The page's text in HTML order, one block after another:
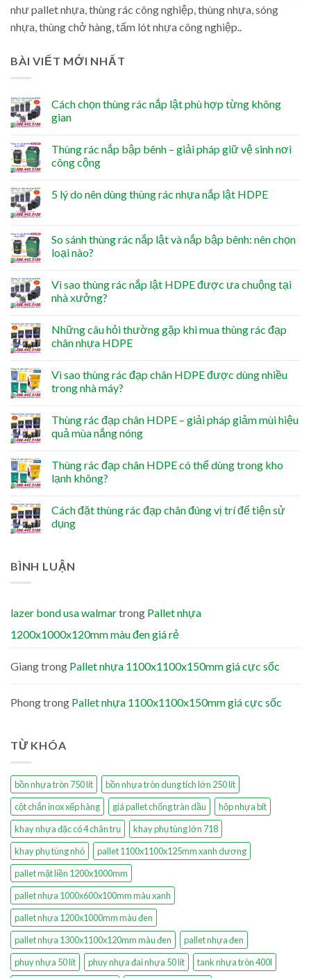
như pallet nhựa, thùng rác công nghiệp, thùng nhựa, sóng
nhựa, thùng chở hàng, tấm lót nhựa công nghiệp..
BÀI VIẾT MỚI NHẤT
Cách chọn thùng rác nắp lật phù hợp từng không
gian
Thùng rác nắp bập bênh – giải pháp giữ vệ sinh nơi
công cộng
5 lý do nên dùng thùng rác nhựa nắp lật HDPE
So sánh thùng rác nắp lật và nắp bập bênh: nên chọn
loại nào?
Vì sao thùng rác nắp lật HDPE được ưa chuộng tại
nhà xưởng?
Những câu hỏi thường gặp khi mua thùng rác đạp
chân nhựa HDPE
Vì sao thùng rác đạp chân HDPE được dùng nhiều
trong nhà máy?
Thùng rác đạp chân HDPE – giải pháp giảm mùi hiệu
quả mùa nắng nóng
Thùng rác đạp chân HDPE có thể dùng trong kho
lạnh không?
Cách đặt thùng rác đạp chân đúng vị trí để tiện sử
dụng
BÌNH LUẬN
lazer bond usa walmartrong Pallet nhựa
1200x1000x120mm màu đen giá rẻ
Giangtrong Pallet nhựa 1100x1100x150mm giá cực sốc
Phongtrong Pallet nhựa 1100x1100x150mm giá cực sốc
TỪ KHÓA
bồn nhựa tròn 750 lít
bồn nhựa tròn dung tích lớn 250 lít
cột chắn inox xếp hàng
giá pallet chống tràn dầu
hộp nhựa bít
khay nhựa đặc có 4 chân trụ
khay phụ tùng lớn 718
khay phụ tùng nhỏ
pallet 1100x1100x125mm xanh dương
pallet mặt liền 1200x1000mm
pallet nhựa 1000x600x100mm màu xanh
pallet nhựa 1200x1000mm màu đen
pallet nhựa 1300x1100x120mm màu đen
pallet nhựa đen
phuy nhựa 50 lít
phuy nhựa đai nhựa 50 lít tank nhựa tròn 400l